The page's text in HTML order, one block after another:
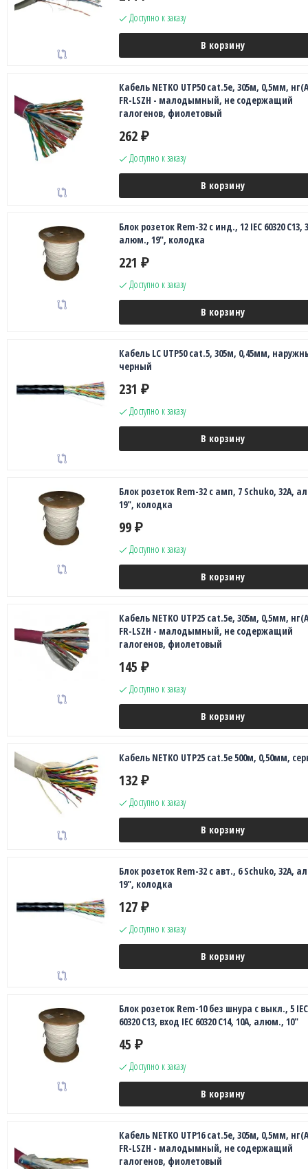
Доступно к заказу
В корзину
Кабель NETKO UTP50 cat.5e, 305м, 0,5мм,
FR-LSZH - малодымный, не содержащий
галогенов, фиолетовый
262 ₽
Доступно к заказу
В корзину
Блок розеток Rem-32 с инд., 12 IEC 60320 C13,
алюм., 19", колодка
221 ₽
Доступно к заказу
В корзину
Кабель LC UTP50 cat.5, 305м, 0,45мм,
черный
231 ₽
Доступно к заказу
В корзину
Блок розеток Rem-32 с амп, 7 Schuko, 32А,
19", колодка
99 ₽
Доступно к заказу
В корзину
Кабель NETKO UTP25 cat.5e, 305м, 0,5мм,
FR-LSZH - малодымный, не содержащий
галогенов, фиолетовый
145 ₽
Доступно к заказу
В корзину
Кабель NETKO UTP25 cat.5е 500м, 0,50мм,
132 ₽
Доступно к заказу
В корзину
Блок розеток Rem-32 с авт., 6 Schuko, 32А,
19", колодка
127 ₽
Доступно к заказу
В корзину
Блок розеток Rem-10 без шнура с выкл., 5 IEC
60320 C13, вход IEC 60320 C14, 10A, алюм., 10"
45 ₽
Доступно к заказу
В корзину
Кабель NETKO UTP16 cat.5e, 305м, 0,5мм,
FR-LSZH - малодымный, не содержащий
галогенов, фиолетовый